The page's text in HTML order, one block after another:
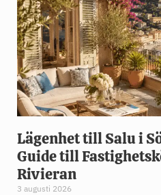
Lägenhet till Salu i
Guide till
Rivieran
3 augusti 2026